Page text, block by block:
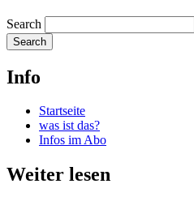
Search
Info
Startseite
was ist das?
Infos im Abo
Weiter lesen